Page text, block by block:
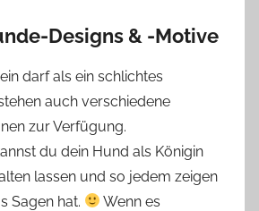
Designs & -Motive
darf als ein schlichtes
auch verschiedene
zur Verfügung.
du dein Hund als Königin
lassen und so jedem zeigen
Sagen hat.
Wenn es